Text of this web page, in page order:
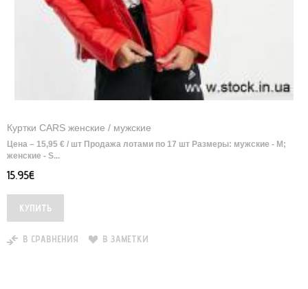
Куртки CARS женские / мужские
Цена – 15,95 € / шт Продажа лотами по 17 шт Размеры: мужские - М;
женские - S. ​ ..
15.95€
В СРАВНЕНИЯ В ЗАМЕТКИ